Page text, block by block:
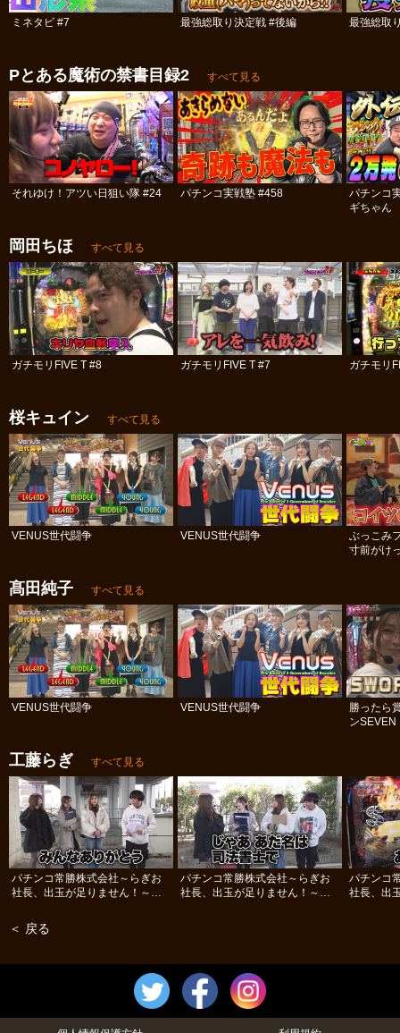
ミネタビ #7 最強総取り決定戦 #後編 最強総取
Pとある魔術の禁書目録2 すべて見る
それゆけ！アツい日狙い隊 #24 パチンコ実戦塾 #458
パチンコ
ギちゃん
岡田ちほ すべて見る
ガチモリFIVE T #8 ガチモリFIVE T #7 ガチモリ
桜キュイン すべて見る
VENUS世代闘争 VENUS世代闘争
ぶっこみ
寸前がけ
髙田純子 すべて見る
VENUS世代闘争 VENUS世代闘争
勝ったら
ンSEVEN
工藤らぎ すべて見る
パチンコ常勝株式会社～らぎお
社長、出玉が足りません！～
パチンコ常勝株式会社～らぎお
社長、出玉が足りません！～
パチンコ
社長、出
＜ 戻る